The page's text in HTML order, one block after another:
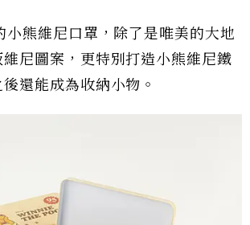
小熊維尼口罩，除了是唯美的大地
尼圖案，更特別打造小熊維尼鐵
還能成為收納小物。